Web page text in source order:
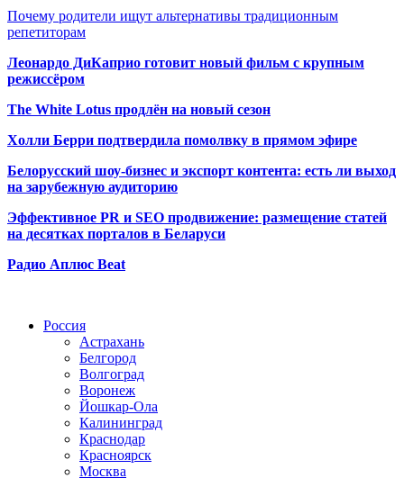
Почему родители ищут альтернативы традиционным
репетиторам
Леонардо ДиКаприо готовит новый фильм с крупным
режиссёром
The White Lotus продлён на новый сезон
Холли Берри подтвердила помолвку в прямом эфире
Белорусский шоу-бизнес и экспорт контента: есть ли выход
на зарубежную аудиторию
Эффективное PR и SEO продвижение: размещение статей
на десятках порталов в Беларуси
Радио Аплюс Beat
Россия
Астрахань
Белгород
Волгоград
Воронеж
Йошкар-Ола
Калининград
Краснодар
Красноярск
Москва